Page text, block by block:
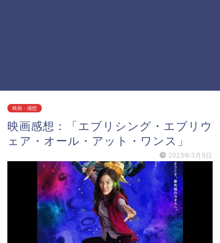
映画・感想
映画感想：「エブリシング・エブリウ
ェア・オール・アット・ワンス」
2023年3月9日